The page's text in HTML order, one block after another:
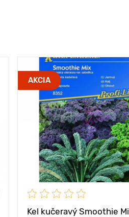
AKCIA
Kel kučeravý Smoothie